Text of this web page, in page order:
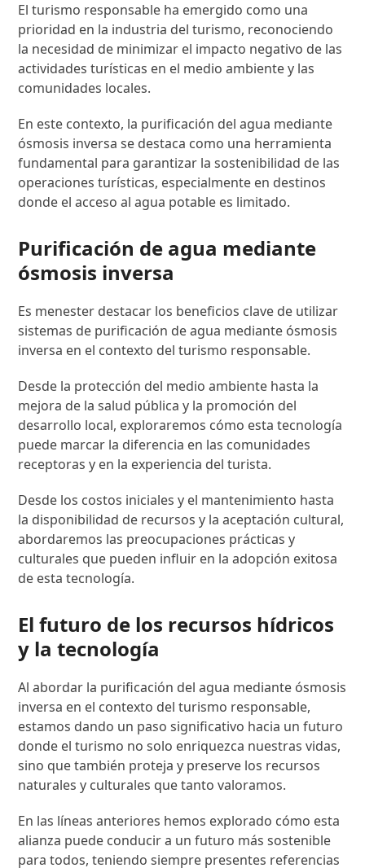
El turismo responsable ha emergido como una
prioridad en la industria del turismo, reconociendo
la necesidad de minimizar el impacto negativo de las
actividades turísticas en el medio ambiente y las
comunidades locales.
En este contexto, la purificación del agua mediante
ósmosis inversa se destaca como una herramienta
fundamental para garantizar la sostenibilidad de las
operaciones turísticas, especialmente en destinos
donde el acceso al agua potable es limitado.
Purificación de agua mediante
ósmosis inversa
Es menester destacar los beneficios clave de utilizar
sistemas de purificación de agua mediante ósmosis
inversa en el contexto del turismo responsable.
Desde la protección del medio ambiente hasta la
mejora de la salud pública y la promoción del
desarrollo local, exploraremos cómo esta tecnología
puede marcar la diferencia en las comunidades
receptoras y en la experiencia del turista.
Desde los costos iniciales y el mantenimiento hasta
la disponibilidad de recursos y la aceptación cultural,
abordaremos las preocupaciones prácticas y
culturales que pueden influir en la adopción exitosa
de esta tecnología.
El futuro de los recursos hídricos
y la tecnología
Al abordar la purificación del agua mediante ósmosis
inversa en el contexto del turismo responsable,
estamos dando un paso significativo hacia un futuro
donde el turismo no solo enriquezca nuestras vidas,
sino que también proteja y preserve los recursos
naturales y culturales que tanto valoramos.
En las líneas anteriores hemos explorado cómo esta
alianza puede conducir a un futuro más sostenible
para todos, teniendo siempre presentes referencias